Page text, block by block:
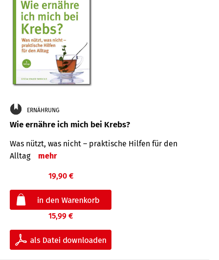
ERNÄHRUNG
Wie ernähre ich mich bei Krebs?
Was nützt, was nicht – praktische Hilfen für den
Alltag
mehr
19,90 €
15,99 €